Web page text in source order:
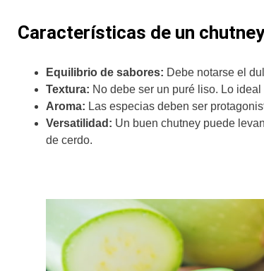
Características de un
Equilibrio de sabores: Debe notarse el
Textura: No debe ser un puré liso. Lo
Aroma: Las especias deben ser
Versatilidad: Un buen chutney puede
de cerdo.